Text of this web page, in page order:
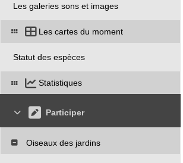
Les galeries sons et images
Les cartes du moment
Statut des espèces
Statistiques
Participer
Oiseaux des jardins